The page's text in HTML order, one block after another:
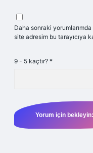
Daha sonraki
site adresim bu tarayıcıya
9 - 5 kaçtır? *